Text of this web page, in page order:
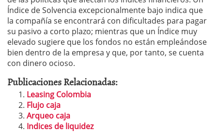
Índice de Solvencia excepcionalmente bajo indica que
la compañía se encontrará con dificultades para pagar
su pasivo a corto plazo; mientras que un Índice muy
elevado sugiere que los fondos no están empleándose
bien dentro de la empresa y que, por tanto, se cuenta
con dinero ocioso.
Publicaciones Relacionadas:
Leasing Colombia
Flujo caja
Arqueo caja
Indices de liquidez